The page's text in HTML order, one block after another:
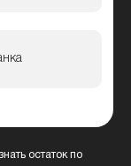
остаток по